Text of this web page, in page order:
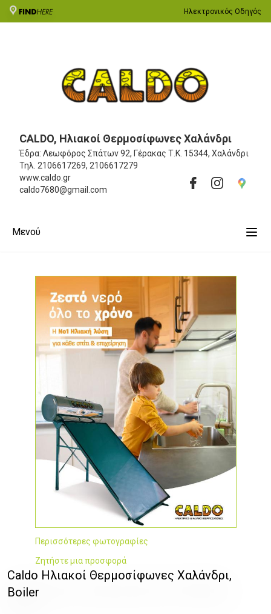
Ηλεκτρονικός Οδηγός
CALDO, Ηλιακοί Θερμοσίφωνες Χαλάνδρι
Έδρα: Λεωφόρος Σπάτων 92, Γέρακας Τ.Κ. 15344, Χαλάνδρι
Τηλ. 2106617269, 2106617279
www.caldo.gr
caldo7680@gmail.com
Μενού
Περισσότερες φωτογραφίες
Ζητήστε μια προσφορά
Caldo Ηλιακοί Θερμοσίφωνες Χαλάνδρι,
Boiler